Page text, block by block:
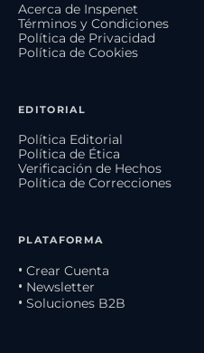
Acerca de Inspenet
Términos y Condiciones
Política de Privacidad
Política de Cookies
EDITORIAL
Política Editorial
Política de Ética
Verificación de Hechos
Política de Correcciones
PLATAFORMA
• Crear Cuenta
• Newsletter
• Soluciones B2B